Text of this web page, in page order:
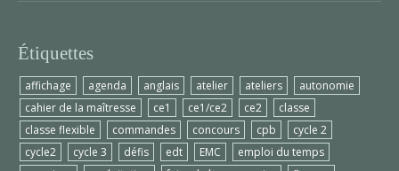
Étiquettes
affichage agenda anglais atelier ateliers
autonomie
cahier de la maîtresse
ce1 ce1/ce2 ce2
classe
classe flexible
commandes concours cpb
cycle 2
cycle2
cycle 3 défis edt EMC
emploi du temps